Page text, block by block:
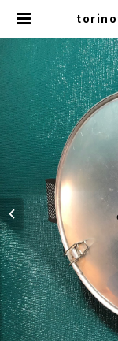
th- | 新